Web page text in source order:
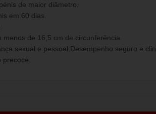
de maior diâmetro.
em 60 dias.
de 16,5 cm de circunferência.
sexual e pessoal;Desempenho seguro e